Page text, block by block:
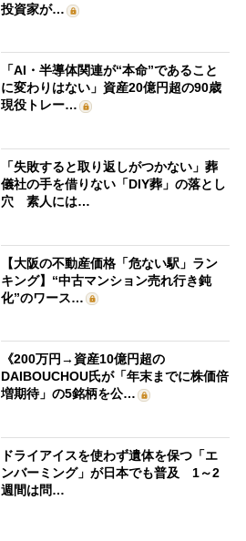
投資家が…
「AI・半導体関連が“本命”であること
に変わりはない」資産20億円超の90歳
現役トレー…
「失敗すると取り返しがつかない」葬
儀社の手を借りない「DIY葬」の落とし
穴 素人には…
【大阪の不動産価格「危ない駅」ラン
キング】“中古マンション売れ行き鈍
化”のワース…
《200万円→資産10億円超の
DAIBOUCHOU氏が「年末までに株価倍
増期待」の5銘柄を公…
ドライアイスを使わず遺体を保つ「エ
ンバーミング」が日本でも普及 1～2
週間は問…